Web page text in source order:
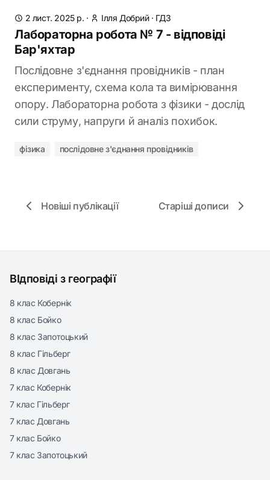
2 лист. 2025 р. · Ілля Добрий· ГДЗ
Лабораторна робота № 7 - відповіді
Бар'яхтар
Послідовне з'єднання провідників - план
експерименту, схема кола та вимірювання
опору. Лабораторна робота з фізики - дослід
сили струму, напруги й аналіз похибок.
фізика послідовне з'єднання провідників
Новіші публікації Старіші дописи
ВІдповіді з географії
8 клас Кобернік
8 клас Бойко
8 клас Запотоцький
8 клас Гільберг
8 клас Довгань
7 клас Кобернік
7 клас Гільберг
7 клас Довгань
7 клас Бойко
7 клас Запотоцький